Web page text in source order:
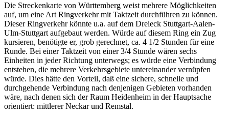
Die Streckenkarte von Württemberg weist mehrere Möglichkeiten
auf, um eine Art Ringverkehr mit Taktzeit durchführen zu können.
Dieser Ringverkehr könnte u.a. auf dem Dreieck Stuttgart-Aalen-
Ulm-Stuttgart aufgebaut werden. Würde auf diesem Ring ein Zug
kursieren, benötigte er, grob gerechnet, ca. 4 1/2 Stunden für eine
Runde. Bei einer Taktzeit von einer 3/4 Stunde wären sechs
Einheiten in jeder Richtung unterwegs; es würde eine Verbindung
entstehen, die mehrere Verkehrsgebiete untereinander vernüpfen
würde. Dies hätte den Vorteil, daß eine sichere, schnelle und
durchgehende Verbindung nach denjenigen Gebieten vorhanden
wäre, nach denen sich der Raum Heidenheim in der Hauptsache
orientiert: mittlerer Neckar und Remstal.